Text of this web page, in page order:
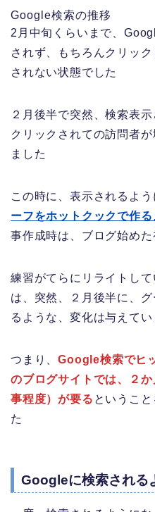
Google検索の推移
2月中旬くらいまで、
されず、もちろんクリッ
されない状態でした
２月後半で突然、検索表
クリックされての訪問者
ました
この時に、表示されるよ
ーフをホットクックで作る
事作成時は、ブログ始め
練習がてらにリライトし
は、突然、２月後半に、
るような、変化は与えて
つまり、Google検索でヒ
のブログサイトでは、２
事程度）が要る というこ
た
Googleに検索される